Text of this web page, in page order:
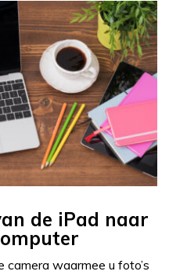
de iPad naar
waarmee u foto’s